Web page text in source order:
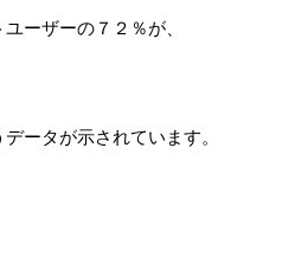
ーザーの７２％が、
ータが示されています。